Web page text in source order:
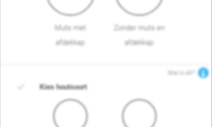
Muts met
afdekkap
Zonder muts en
afdekkap
Wat is dit?
Kies houtsoort